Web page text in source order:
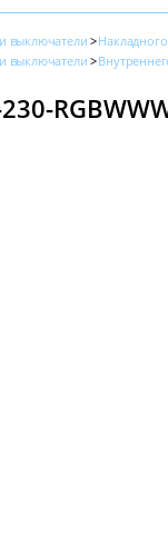
выключатели
выключатели